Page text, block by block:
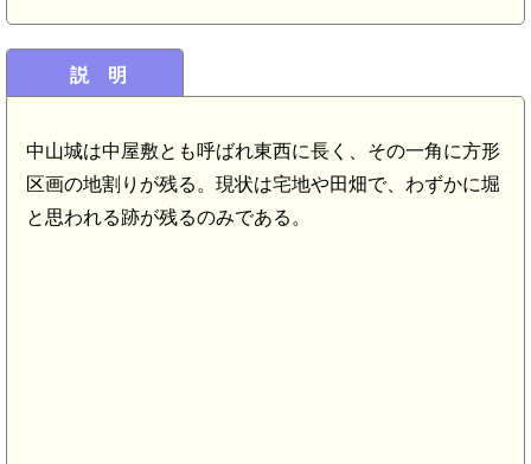
説 明
中山城は中屋敷とも呼ばれ東西に長く、その一角に方形
区画の地割りが残る。現状は宅地や田畑で、わずかに堀
と思われる跡が残るのみである。